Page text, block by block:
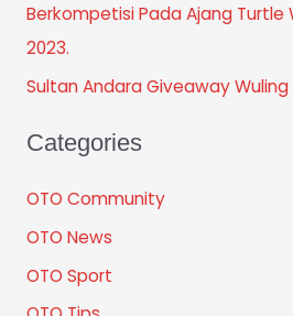
Berkompetisi Pada Ajang Turtle
2023.
Sultan Andara Giveaway Wuling
Categories
OTO Community
OTO News
OTO Sport